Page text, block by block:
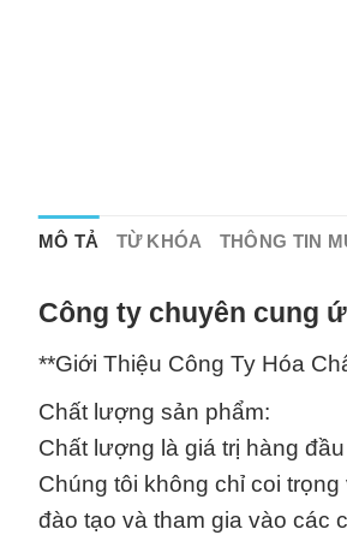
MÔ TẢ TỪ KHÓA THÔNG TIN
Công ty chuyên cung
**Giới Thiệu Công Ty Hóa
Chất lượng sản phẩm:
Chất lượng là giá trị hàng
Chúng tôi không chỉ coi
đào tạo và tham gia vào các